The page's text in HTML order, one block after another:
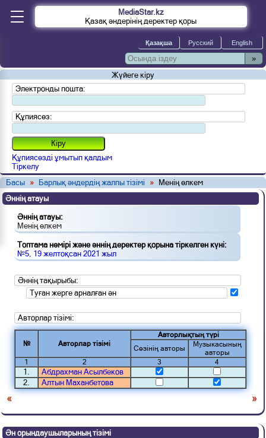
MediaStar.kz
Қазақ әндерінің деректер қоры
»
Жүйеге кіру
Электронды пошта:
Құпиясөз:
Құпиясөзді ұмытып қалдым
Тіркелу
Басы » Барлық әндердің жалпы тізімі »
Менің өлкем
Әннің атауы
Әннің атауы:
Менің өлкем
Топтама нөмірі және әннің деректер қорына тіркелген күні:
№5, 19 желтоқсан 2021 жыл
Әннің тақырыбы:
Туған жерге арналған ән
Авторлар тізімі:
№ Авторлар тізімі
Авторлықтың түрі
Сөзінің авторы
Музыкасының
авторы
1
2 3 4
1.
Абдрахман Асылбеков
2.
Алтын Маханбетова
« »
Ән орындаушыларының тізімі